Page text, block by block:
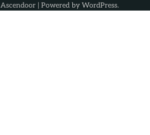
Ascendoor| Powered by WordPress.